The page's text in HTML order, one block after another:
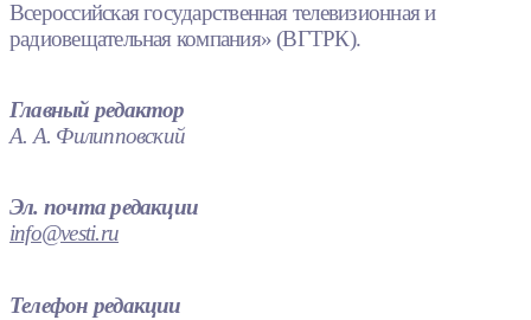
Всероссийская государственная телевизионная и
радиовещательная компания» (ВГТРК).
Главный редактор
А. А. Филипповский
Эл. почта редакции
info@vesti.ru
Телефон редакции